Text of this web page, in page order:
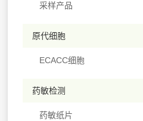
采样产品
原代细胞
ECACC细胞
药敏检测
药敏纸片